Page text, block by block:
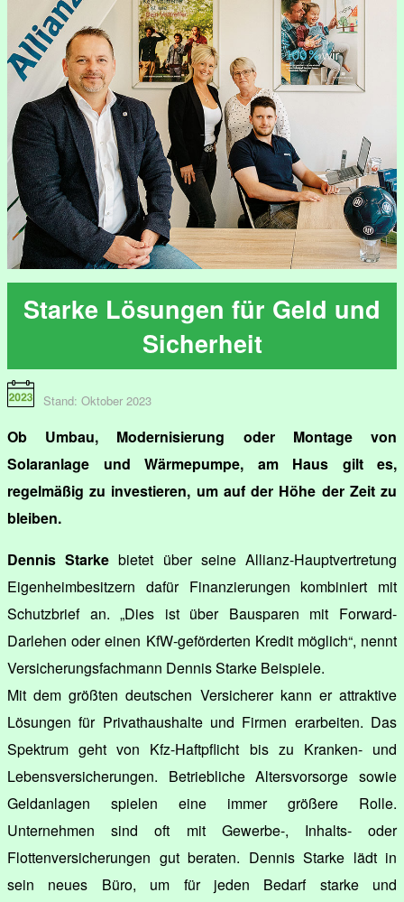
Starke Lösungen für Geld und
Sicherheit
Stand: Oktober 2023
Ob Umbau, Modernisierung oder Montage von
Solaranlage und Wärmepumpe, am Haus gilt es,
regelmäßig zu investieren, um auf der Höhe der Zeit zu
bleiben.
Dennis Starke bietet über seine Allianz-Hauptvertretung
Eigenheimbesitzern dafür Finanzierungen kombiniert mit
Schutzbrief an. „Dies ist über Bausparen mit Forward-
Darlehen oder einen KfW-geförderten Kredit möglich“, nennt
Versicherungsfachmann Dennis Starke Beispiele.
Mit dem größten deutschen Versicherer kann er attraktive
Lösungen für Privathaushalte und Firmen erarbeiten. Das
Spektrum geht von Kfz-Haftpflicht bis zu Kranken- und
Lebensversicherungen. Betriebliche Altersvorsorge sowie
Geldanlagen spielen eine immer größere Rolle.
Unternehmen sind oft mit Gewerbe-, Inhalts- oder
Flottenversicherungen gut beraten. Dennis Starke lädt in
sein neues Büro, um für jeden Bedarf starke und